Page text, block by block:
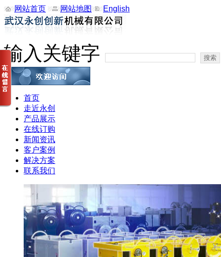
网站首页 网站地图 English
输入关键字
首页
走近永创
产品展示
在线订购
新闻资讯
客户案例
解决方案
联系我们